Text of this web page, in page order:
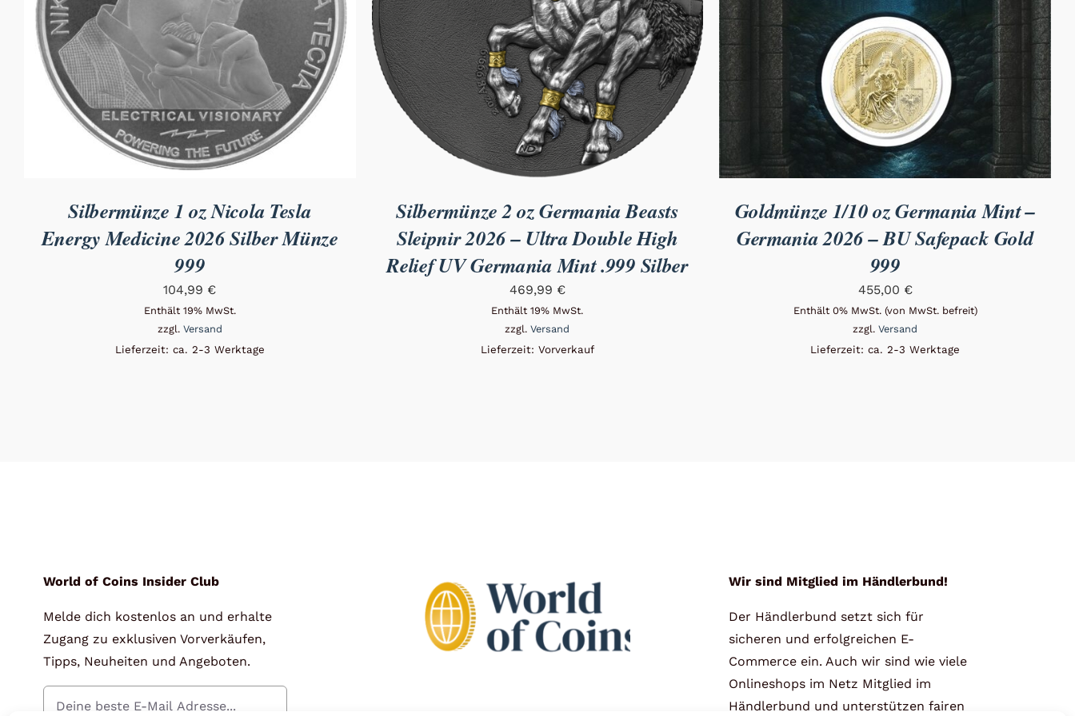
Silbermünze 1 oz Nicola Tesla
Energy Medicine 2026 Silber Münze
999
104,99 €
Enthält 19% MwSt.
zzgl. Versand
Lieferzeit: ca. 2-3 Werktage
Silbermünze 2 oz Germania Beasts
Sleipnir 2026 – Ultra Double High
Relief UV Germania Mint .999 Silber
469,99 €
Enthält 19% MwSt.
zzgl.Versand
Lieferzeit: Vorverkauf
Goldmünze 1/10 oz Germania Mint –
Germania 2026 – BU Safepack Gold
999
455,00 €
Enthält 0% MwSt. (von MwSt. befreit)
zzgl.Versand
Lieferzeit: ca. 2-3 Werktage
World of Coins Insider Club
Melde dich kostenlos an und erhalte
Zugang zu exklusiven Vorverkäufen,
Tipps, Neuheiten und Angeboten.
Wir sind Mitglied im Händlerbund!
Der Händlerbund setzt sich für
sicheren und erfolgreichen E-
Commerce ein. Auch wir sind wie viele
Onlineshops im Netz Mitglied im
Händlerbund und unterstützen fairen